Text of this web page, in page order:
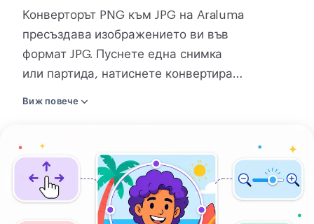
JPG в PDF
Конверторът PNG към JPG на Araluma
пресъздава изображението ви във
формат JPG. Пуснете една снимка
или партида, натиснете конвертирай,
конвертира направо на страницата,
без да се изпраща нищо, докато
конвертирането на няколко
наведнъж използва нашия сървър и
Виж повече